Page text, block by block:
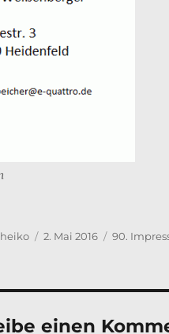
Veröffentlicht
2. Mai 2016 Kategorien
90.
einen